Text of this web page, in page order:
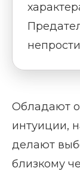
Обладают
интуиции,
делают
близкому